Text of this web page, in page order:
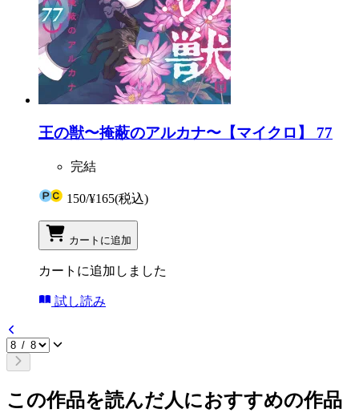
王の獣〜掩蔽のアルカナ〜【マイクロ】 77
完結
150/¥165(税込)
カートに追加
カートに追加しました
試し読み
この作品を読んだ人におすすめの作品